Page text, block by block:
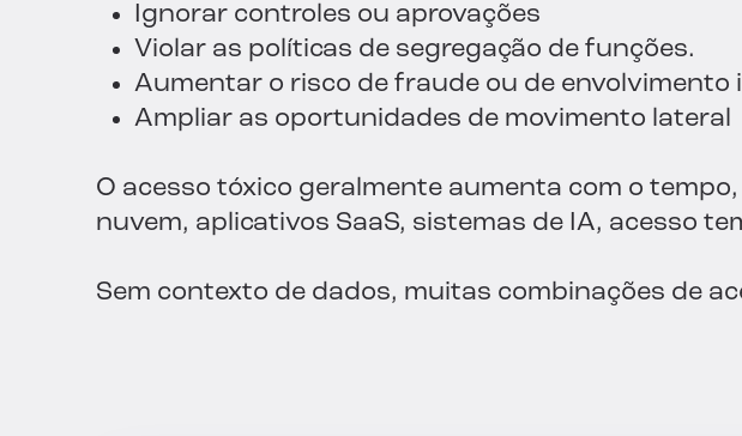
Ignorar controles ou aprovações
Violar as políticas de segregação de funções.
Aumentar o risco de fraude ou de envolvimento
Ampliar as oportunidades de movimento lateral
O acesso tóxico geralmente aumenta com o
nuvem, aplicativos SaaS, sistemas de IA, acesso
Sem contexto de dados, muitas combinações de